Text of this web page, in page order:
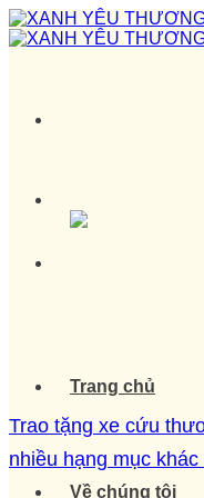
Skip
to
Trang chủ
Về chúng tôi
Trao tặng xe cứu
nhiều hạng mục